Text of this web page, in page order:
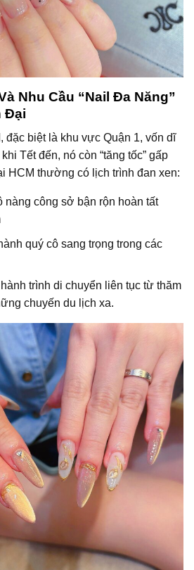
Nhu Cầu “Nail Đa Năng”
Đại
đặc biệt là khu vực Quận 1, vốn dĩ
Tết đến, nó còn “tăng tốc” gấp
HCM thường có lịch trình đan xen:
nàng công sở bận rộn hoàn tất
quý cô sang trọng trong các
trình di chuyển liên tục từ thăm
chuyến du lịch xa.